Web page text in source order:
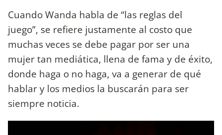
Cuando Wanda habla de “las reglas del
juego”, se refiere justamente al costo que
muchas veces se debe pagar por ser una
mujer tan mediática, llena de fama y de éxito,
donde haga o no haga, va a generar de qué
hablar y los medios la buscarán para ser
siempre noticia.